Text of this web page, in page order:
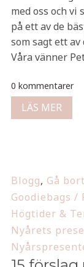
med oss och vi
på ett av de
som sagt ett
Våra vänner
0 kommentarer
LÄS MER
Blogg, Gå
Goodiebags /
Högtider &
Nyårets